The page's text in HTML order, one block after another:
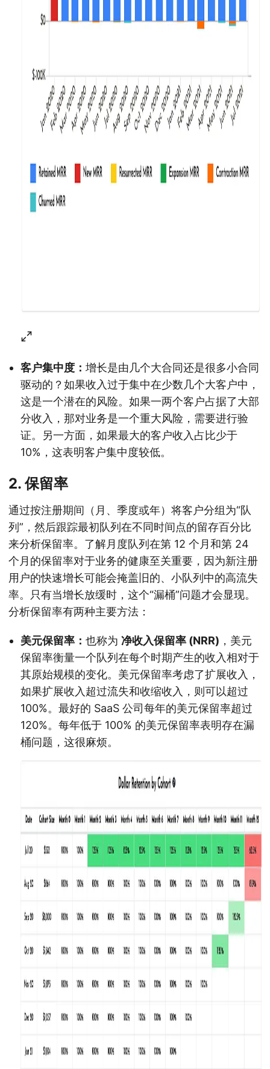
客户集中度： 增长是由几个大合同还是很多小合同
驱动的？如果收入过于集中在少数几个大客户中，
这是一个潜在的风险。如果一两个客户占据了大部
分收入，那对业务是一个重大风险，需要进行验
证。另一方面，如果最大的客户收入占比少于
10%，这表明客户集中度较低。
2. 保留率
通过按注册期间（月、季度或年）将客户分组为“队
列”，然后跟踪最初队列在不同时间点的留存百分比
来分析保留率。了解月度队列在第 12 个月和第 24
个月的保留率对于业务的健康至关重要，因为新注册
用户的快速增长可能会掩盖旧的、小队列中的高流失
率。只有当增长放缓时，这个“漏桶”问题才会显现。
分析保留率有两种主要方法：
美元保留率： 也称为 净收入保留率 (NRR) ，美元
保留率衡量一个队列在每个时期产生的收入相对于
其原始规模的变化。美元保留率考虑了扩展收入，
如果扩展收入超过流失和收缩收入，则可以超过
100%。最好的 SaaS 公司每年的美元保留率超过
120%。每年低于 100% 的美元保留率表明存在漏
桶问题，这很麻烦。